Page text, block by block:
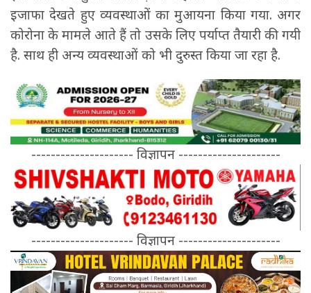
इजाफा देखते हुए व्यवस्थाओं का मुआयना किया गया. अगर
कोरोना के मामले आते हैं तो उसके लिए पर्याप्त तैयारी की गयी
है. साथ ही अन्य व्यवस्थाओं को भी दुरुस्त किया जा रहा है.
--------------------- विज्ञापन ---------------------
--------------------- विज्ञापन ---------------------